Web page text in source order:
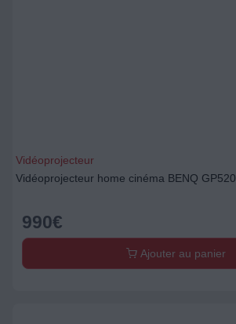
Vidéoprojecteur
Vidéoprojecteur home cinéma BENQ GP520
990€
Ajouter au panier